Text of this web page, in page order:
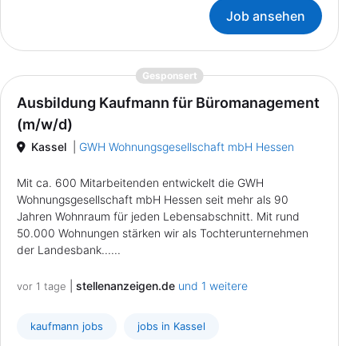
Job ansehen
Gesponsert{prompt.job}
Ausbildung Kaufmann für Büromanagement
(m/w/d)
Kassel GWH Wohnungsgesellschaft mbH Hessen
Mit ca. 600 Mitarbeitenden entwickelt die GWH
Wohnungsgesellschaft mbH Hessen seit mehr als 90
Jahren Wohnraum für jeden Lebensabschnitt. Mit rund
50.000 Wohnungen stärken wir als Tochterunternehmen
der Landesbank......
vor 1 tage stellenanzeigen.de und 1 weitere
kaufmann jobs jobs in Kassel